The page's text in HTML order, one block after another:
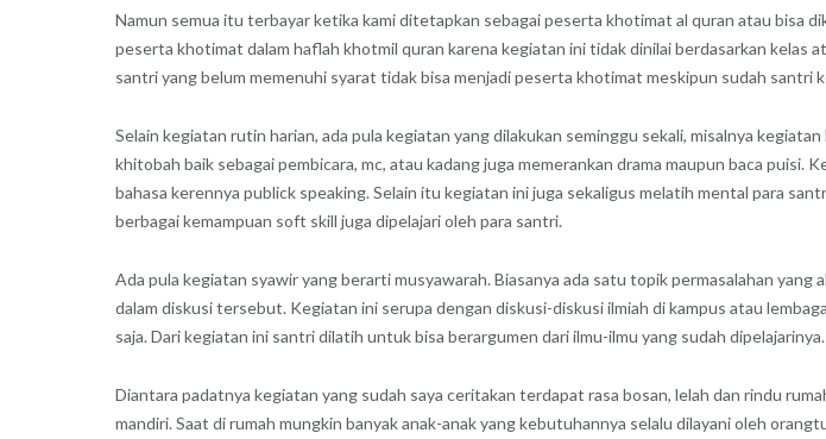
Namun semua itu terbayar ketika kami ditetapkan sebagai peserta khotimat al quran atau bisa
peserta khotimat dalam haflah khotmil quran karena kegiatan ini tidak dinilai berdasarkan kelas
santri yang belum memenuhi syarat tidak bisa menjadi peserta khotimat meskipun sudah santri
Selain kegiatan rutin harian, ada pula kegiatan yang dilakukan seminggu sekali, misalnya
khitobah baik sebagai pembicara, mc, atau kadang juga memerankan drama maupun baca
bahasa kerennya publick speaking. Selain itu kegiatan ini juga sekaligus melatih mental para
berbagai kemampuan soft skill juga dipelajari oleh para santri.
Ada pula kegiatan syawir yang berarti musyawarah. Biasanya ada satu topik permasalahan
dalam diskusi tersebut. Kegiatan ini serupa dengan diskusi-diskusi ilmiah di kampus atau
saja. Dari kegiatan ini santri dilatih untuk bisa berargumen dari ilmu-ilmu yang sudah dipelajarinya.
Diantara padatnya kegiatan yang sudah saya ceritakan terdapat rasa bosan, lelah dan rindu
mandiri. Saat di rumah mungkin banyak anak-anak yang kebutuhannya selalu dilayani oleh